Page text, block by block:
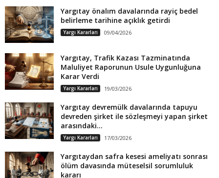
Yargıtay önalım davalarında rayiç bedel
belirleme tarihine açıklık getirdi
Yargı Kararları 09/04/2026
Yargıtay, Trafik Kazası Tazminatında
Maluliyet Raporunun Usule Uygunluğuna
Karar Verdi
Yargı Kararları 19/03/2026
Yargıtay devremülk davalarında tapuyu
devreden şirket ile sözleşmeyi yapan şirket
arasındaki...
Yargı Kararları 17/03/2026
Yargıtaydan safra kesesi ameliyatı sonrası
ölüm davasında müteselsil sorumluluk
kararı